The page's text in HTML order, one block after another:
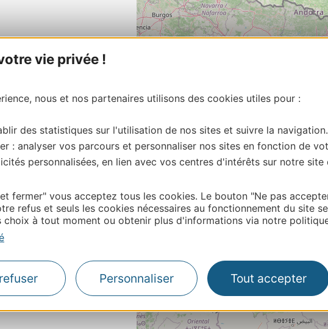
vie privée !
nous et nos partenaires utilisons des cookies utiles pour :
des statistiques sur l'utilisation de nos sites et suivre la navigation.
: analyser vos parcours et personnaliser nos sites en fonction de
personnalisées, en lien avec vos centres d'intérêts sur notre site
fermer" vous acceptez tous les cookies. Le bouton "Ne pas
refus et seuls les cookies nécessaires au fonctionnement du site
choix à tout moment ou obtenir plus d'informations via notre
Personnaliser Tout accepter